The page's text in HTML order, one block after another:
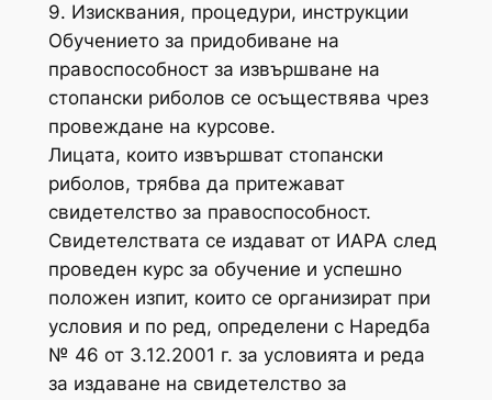
9. Изисквания, процедури, инструкции
Обучението за придобиване на
правоспособност за извършване на
стопански риболов се осъществява чрез
провеждане на курсове.
Лицата, които извършват стопански
риболов, трябва да притежават
свидетелство за правоспособност.
Свидетелствата се издават от ИАРА след
проведен курс за обучение и успешно
положен изпит, които се организират при
условия и по ред, определени с Наредба
№ 46 от 3.12.2001 г. за условията и реда
за издаване на свидетелство за